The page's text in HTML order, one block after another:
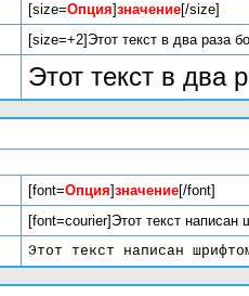
[size=Опция]значение[/size]
[size=+2]Этот текст в два раза
Этот текст в два
[font=Опция]значение[/font]
[font=courier]Этот текст
Этот текст написан